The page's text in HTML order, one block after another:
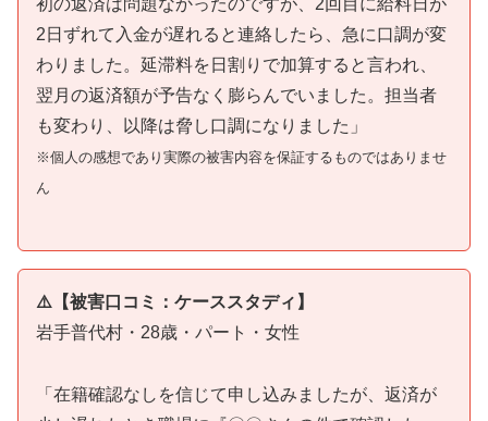
2日ずれて入金が遅れると連絡したら、急に口調が変
わりました。延滞料を日割りで加算すると言われ、
翌月の返済額が予告なく膨らんでいました。担当者
も変わり、以降は脅し口調になりました」
※個人の感想であり実際の被害内容を保証するものではありませ
ん
⚠️【被害口コミ：ケーススタディ】
岩手普代村・28歳・パート・女性
「在籍確認なしを信じて申し込みましたが、返済が